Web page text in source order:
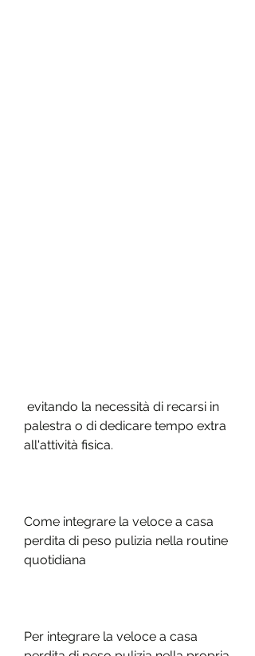
palestra o di dedicare tempo extra
all'attività fisica.
Come integrare la veloce a casa
perdita di peso pulizia nella routine
quotidiana
Per integrare la veloce a casa